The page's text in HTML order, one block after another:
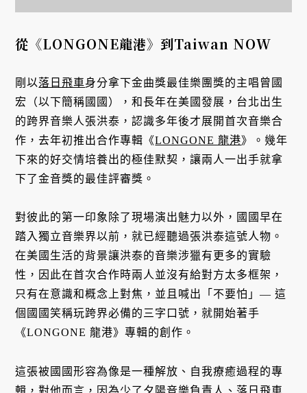
從《LONGONE龍港》到Taiwan NOW
剛以落日飛車身分拿下金曲獎最佳樂團獎的主唱曾國
宏（以下簡稱國國），和長年在美國發展，台北出生
的跨界音樂人張洪泰，認識多年後才展開首次音樂合
作，去年初推出合作專輯《LONGONE 龍港》。幾年
下來的好交情培養出的極佳默契，讓兩人一出手就拿
下了金音獎的最佳評審獎。
對彼此的第一印象除了現場演出魅力以外，國國早在
踏入獨立音樂界以前，就已經聽過張洪泰這號人物。
在美國生活的背景讓洪泰的音樂涉獵有更多的實驗
性，因此在首次合作時兩人並沒有給對方太多框架，
只有在意識和概念上對焦，並且喊出「不要怕」— 這
個國國笑稱玩跨界必備的三字口號，就開始著手
《LONGONE 龍港》專輯的創作。
這張被國國形容為像是一種解放、自我療癒過程的專